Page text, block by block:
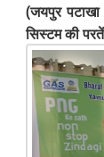
(जयपुर
सिस्टम की परतें